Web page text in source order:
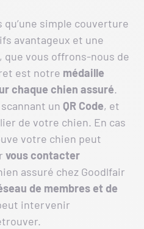
simple couverture
avantageux et une
vous offrons-nous de
est notre médaille
chaque chien assuré.
un QR Code, et
de votre chien. En cas
votre chien peut
vous contacter
assuré chez Goodlfair
de membres et de
intervenir